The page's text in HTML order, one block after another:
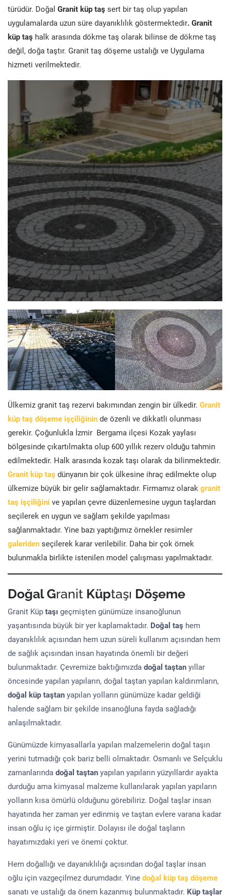
türüdür. Doğal Granit küp taş sert bir taş olup yapılan
uygulamalarda uzun süre dayanıklılık göstermektedir. Granit
küp taş halk arasında dökme taş olarak bilinse de dökme taş
değil, doğa taştır. Granit taş döşeme ustalığı ve Uygulama
hizmeti verilmektedir.
Ülkemiz granit taş rezervi bakımından zengin bir ülkedir. Granit
küp taş döşeme işçiliğinin de özenli ve dikkatli olunması
gerekir. Çoğunlukla İzmir Bergama ilçesi Kozak yaylası
bölgesinde çıkartılmakta olup 600 yıllık rezerv olduğu tahmin
edilmektedir. Halk arasında kozak taşı olarak da bilinmektedir.
Granit küp taş dünyanın bir çok ülkesine ihraç edilmekte olup
ülkemize büyük bir gelir sağlamaktadır. Firmamız olarak granit
taş işçiliğini ve yapılan çevre düzenlemesine uygun taşlardan
seçilerek en uygun ve sağlam şekilde yapılması
sağlanmaktadır. Yine bazı yaptığımız örnekler resimler
galeriden seçilerek karar verilebilir. Daha bir çok örnek
bulunmakla birlikte istenilen model çalışması yapılmaktadır.
Doğal Granit Küptaşı Döşeme
Granit Küp taşı geçmişten günümüze insanoğlunun
yaşantısında büyük bir yer kaplamaktadır. Doğal taş hem
dayanıklılık açısından hem uzun süreli kullanım açısından hem
de sağlık açısından insan hayatında önemli bir değeri
bulunmaktadır. Çevremize baktığımızda doğal taştan yıllar
öncesinde yapılan yapıların, doğal taştan yapılan kaldırımların,
doğal küp taştan yapılan yolların günümüze kadar geldiği
halende sağlam bir şekilde insanoğluna fayda sağladığı
anlaşılmaktadır.
Günümüzde kimyasallarla yapılan malzemelerin doğal taşın
yerini tutmadığı çok bariz belli olmaktadır. Osmanlı ve Selçuklu
zamanlarında doğal taştan yapılan yapıların yüzyıllardır ayakta
durduğu ama kimyasal malzeme kullanılarak yapılan yapıların
yolların kısa ömürlü olduğunu görebiliriz. Doğal taşlar insan
hayatında her zaman yer edinmiş ve taştan evlere varana kadar
insan oğlu iç içe girmiştir. Dolayısı ile doğal taşların
hayatımızdaki yeri ve önemi çoktur.
Hem doğallığı ve dayanıklılığı açısından doğal taşlar insan
oğlu için vazgeçilmez durumdadır. Yine doğal küp taş döşeme
sanatı ve ustalığı da önem kazanmış bulunmaktadır. Küp taşlar